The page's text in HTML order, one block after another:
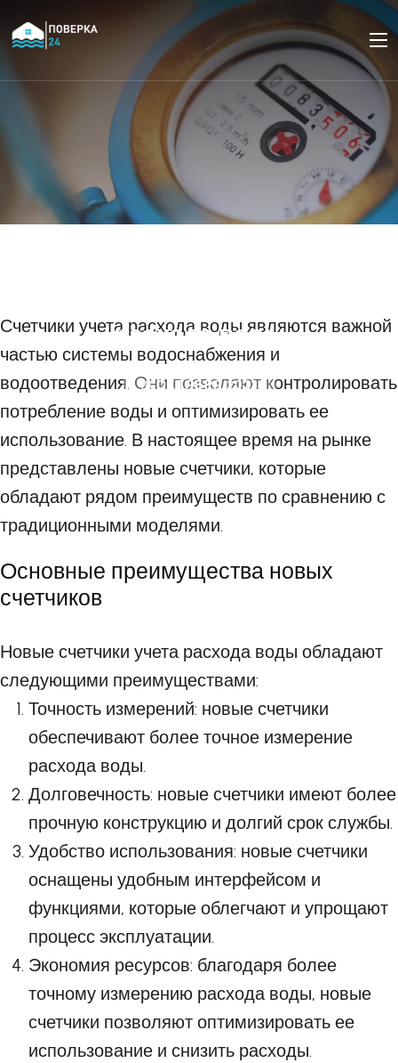
расхода воды
18 ОКТЯБРЯ 2023
Счетчики учета расхода воды являются важной
частью системы водоснабжения и
водоотведения. Они позволяют контролировать
потребление воды и оптимизировать ее
использование. В настоящее время на рынке
представлены новые счетчики, которые
обладают рядом преимуществ по сравнению с
традиционными моделями.
Основные преимущества новых
счетчиков
Новые счетчики учета расхода воды обладают
следующими преимуществами:
Точность измерений: новые счетчики
обеспечивают более точное измерение
расхода воды.
Долговечность: новые счетчики имеют более
прочную конструкцию и долгий срок службы.
Удобство использования: новые счетчики
оснащены удобным интерфейсом и
функциями, которые облегчают и упрощают
процесс эксплуатации.
Экономия ресурсов: благодаря более
точному измерению расхода воды, новые
счетчики позволяют оптимизировать ее
использование и снизить расходы.